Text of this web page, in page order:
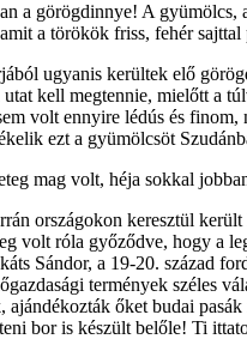
a görögdinnye! A
a törökök friss, fehér
ugyanis kerültek elő
kell megtennie, mielőtt a
volt ennyire lédús és
ezt a gyümölcsöt
mag volt, héja sokkal
országokon keresztül
volt róla győződve, hogy
Sándor, a 19-20. század
termények széles
őket budai
bor is készült belőle! Ti